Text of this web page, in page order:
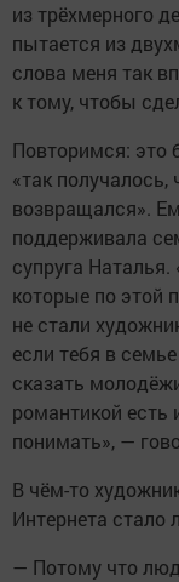
из трёхмерного
пытается из
слова меня так
к тому, чтобы
Повторимся: это
«так
возвращался».
поддерживала
супруга
которые по этой
не стали
если тебя в
сказать
романтикой
понимать», —
В чём-то
Интернета стало
— Потому что